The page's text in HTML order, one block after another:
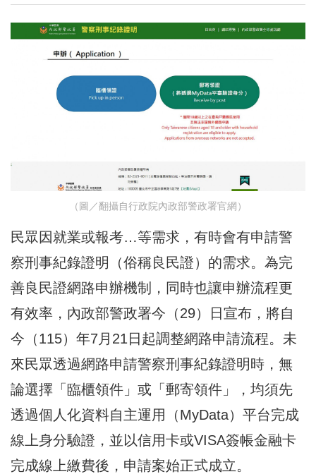
（圖／翻攝自行政院內政部警政署官網）
民眾因就業或報考…等需求，有時會有申請警
察刑事紀錄證明（俗稱良民證）的需求。為完
善良民證網路申辦機制，同時也讓申辦流程更
有效率，內政部警政署今（29）日宣布，將自
今（115）年7月21日起調整網路申請流程。未
來民眾透過網路申請警察刑事紀錄證明時，無
論選擇「臨櫃領件」或「郵寄領件」，均須先
透過個人化資料自主運用（MyData）平台完成
線上身分驗證，並以信用卡或VISA簽帳金融卡
完成線上繳費後，申請案始正式成立。